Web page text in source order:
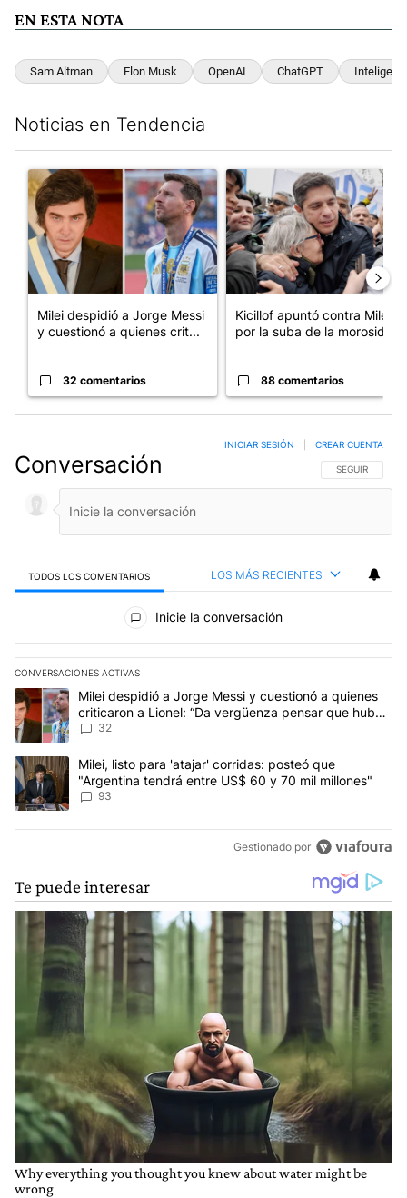
EN ESTA NOTA
Sam Altman Elon Musk OpenAI ChatGPT
Noticias en Tendencia
Un artículo de tendencia con el título "Milei despidió a Jorge
Milei despidió a Jorge Messi
y cuestionó a quienes crit...
32 comentarios
Un artículo de tendencia con
Kicillof apuntó contra Milei
por la suba de la morosida...
88 comentarios
Conversación SIGA ESTA
SEGUIR
INICIAR SESIÓN CREAR CUENTA
TODOS LOS COMENTARIOS LOS MÁS RECIENTES
Todos los comentarios
Inicie la conversación
CONVERSACIONES ACTIVAS
Este listado muestra los artículos con más comentarios en los
Un artículo de tendencia con el título "Milei despidió a Jorge
Milei despidió a Jorge Messi y cuestionó a quienes
criticaron a Lionel: “Da vergüenza pensar que hubo
anti-Messi”
32
Un artículo de tendencia con el título "Milei, listo para 'atajar'
Milei, listo para 'atajar' corridas: posteó que
"Argentina tendrá entre US$ 60 y 70 mil millones"
93
Gestionado por